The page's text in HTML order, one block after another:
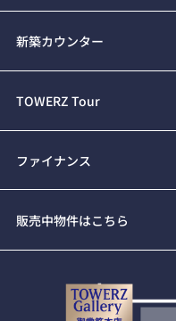
新築カウンター
TOWERZ Tour
ファイナンス
販売中物件はこちら